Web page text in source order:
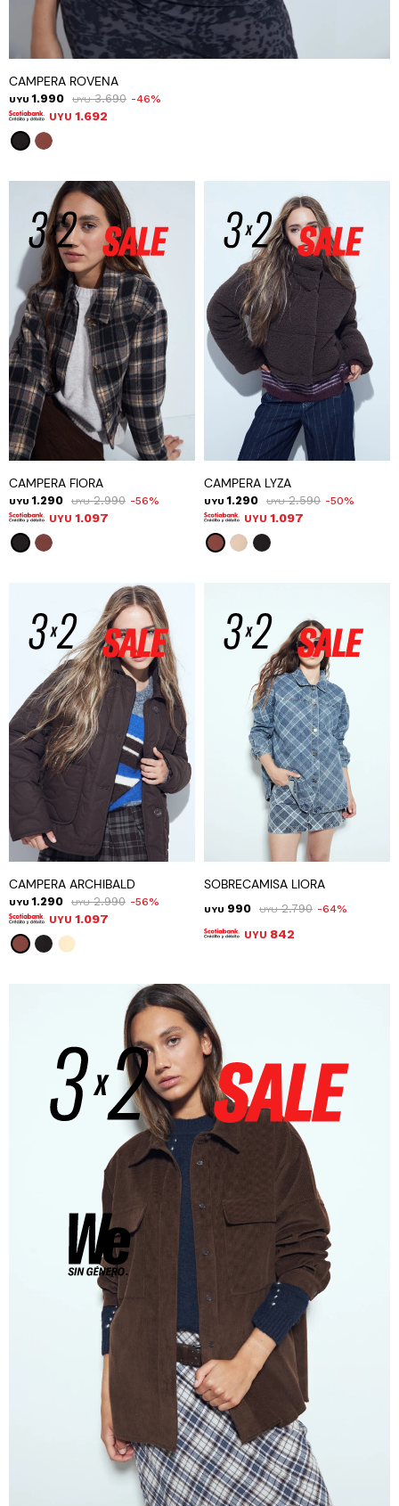
CAMPERA ROVENA
UYU 1.990 UYU 3.690 46
UYU 1.692
CAMPERA FIORA
UYU 1.290 UYU 2.990 56
UYU 1.097
CAMPERA LYZA
UYU 1.290 UYU 2.590 50
UYU 1.097
CAMPERA ARCHIBALD
UYU 1.290 UYU 2.990 56
UYU 1.097
SOBRECAMISA LIORA
UYU 990 UYU 2.790 64
UYU 842